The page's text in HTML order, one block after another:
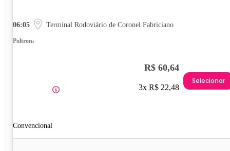
06:05 Terminal Rodoviário de Coronel Fabriciano
Poltrona
Convencional
R$ 60,64
3x R$ 22,48
Selecionar